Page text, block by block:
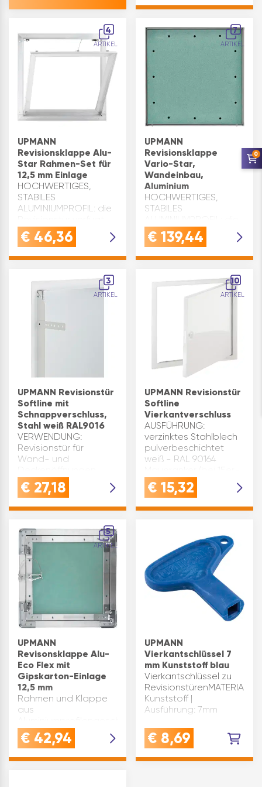
Fußabtreter
Inhaltsangabe (ST): 1
4
ARTIKEL
UPMANN
Revisionsklappe Alu-
Star Rahmen-Set für
12,5 mm Einlage
HOCHWERTIGES,
STABILES
ALUMINIUMPROFIL: die
über hochwertigen
Aluminiumrahmen, sehr
gegen Korrosion.
bauseitigen Montage
von 12,5mm Platten…
€ 46,36
7
ARTIKEL
UPMANN
Revisionsklappe
Vario-Star,
Wandeinbau,
Aluminium
HOCHWERTIGES,
STABILES
Revisionstür verfügt
über hochwertigen
robust und schützt
gegen Korrosion. Die
Einlagen 12,5 + 15 mm
(übereinander im
€ 139,44
3
ARTIKEL
UPMANN Revisionstür
Softline mit
Schnappverschluss,
Stahl weiß RAL9016
VERWENDUNG:
Revisionstür für
Wand- und
ideal für
Installationsschächte,
Elektrobereiche,
WäscheschachtQUALITÄT:
Gefertigt aus
robustem Stahl mit
weißer
Pulverbeschich…
€ 27,18
10
ARTIKEL
UPMANN Revisionstür
Softline
Vierkantverschluss
AUSFÜHRUNG:
verzinktes Stahlblech
pulverbeschichtet
weiß - RAL 90164
Türen 2 Anker) sorgen
für eine sichere
oder DeckeRahmen
für sauberen …
€ 15,32
5
ARTIKEL
UPMANN
Revisonsklappe Alu-
Eco Flex mit
Gipskarton-Einlage
12,5 mm
Rahmen und Klappe
aus
Gipskartoneinlage(12,5
mm) H2 nach DIN EN
18181geprüft auf
€ 42,94
UPMANN
Vierkantschlüssel 7
mm Kunststoff blau
Vierkantschlüssel zu
RevisionstürenMATERIAL:
Kunststoff |
Ausführung: 7mm
€ 8,69
0